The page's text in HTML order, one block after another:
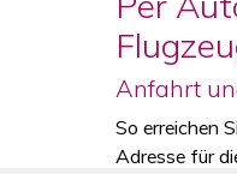
Anfahrt
So erreichen
Adresse für